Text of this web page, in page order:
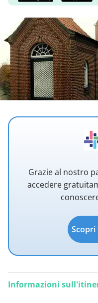
Grazie al nostro
accedere
Informazioni